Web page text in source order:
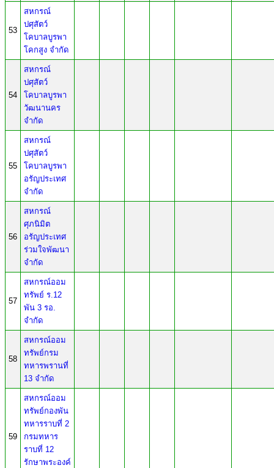
53
สหกรณ์
ปศุสัตว์
โคบาลบูรพา
โคกสูง จำกัด
54
สหกรณ์
ปศุสัตว์
โคบาลบูรพา
วัฒนานคร
จำกัด
55
สหกรณ์
ปศุสัตว์
โคบาลบูรพา
อรัญประเทศ
จำกัด
56
สหกรณ์
ศุภนิมิต
อรัญประเทศ
ร่วมใจพัฒนา
จำกัด
57
สหกรณ์ออม
ทรัพย์ ร.12
พัน 3 รอ.
จำกัด
58
สหกรณ์ออม
ทรัพย์กรม
ทหารพรานที่
13 จำกัด
59
สหกรณ์ออม
ทรัพย์กองพัน
ทหารราบที่ 2
กรมทหาร
ราบที่ 12
รักษาพระองค์